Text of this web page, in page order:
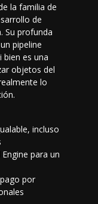
la familia de
de
Su profunda
pipeline
bien es una
objetos del
lo
incluso
para un
por